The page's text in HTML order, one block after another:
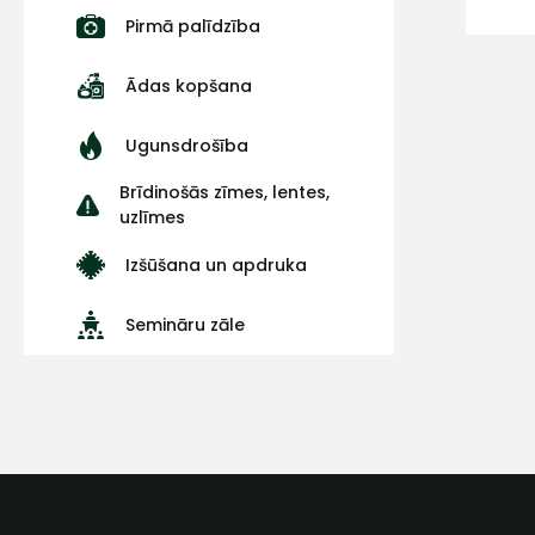
Pirmā palīdzība
Ādas kopšana
Ugunsdrošība
Brīdinošās zīmes, lentes,
uzlīmes
Izšūšana un apdruka
Semināru zāle